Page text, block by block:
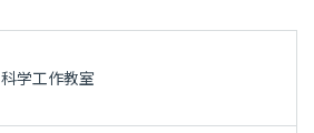
科学工作教室